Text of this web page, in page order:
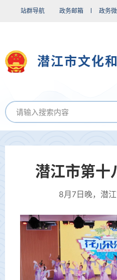
站群导航 政务邮箱 政务
潜江市文化